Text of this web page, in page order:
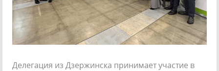
Делегация из Дзержинска принимает участие в